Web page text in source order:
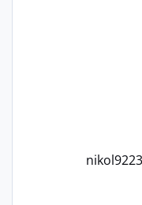
nikol92